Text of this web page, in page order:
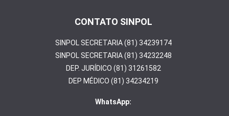
CONTATO SINPOL
SINPOL SECRETARIA (81) 34239174
SINPOL SECRETARIA (81) 34232248
DEP. JURÍDICO (81) 31261582
DEP MÉDICO (81) 34234219
WhatsApp: